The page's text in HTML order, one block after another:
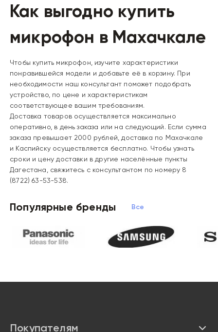
Как выгодно купить
микрофон в Махачкале
Чтобы купить микрофон, изучите характеристики
понравившейся модели и добавьте её в корзину. При
необходимости наш консультант поможет подобрать
устройство, по цене и характеристикам
соответствующее вашим требованиям.
Доставка товаров осуществляется максимально
оперативно, в день заказа или на следующий. Если сумма
заказа превышает 2000 рублей, доставка по Махачкале
и Каспийску осуществляется бесплатно. Чтобы узнать
сроки и цену доставки в другие населённые пункты
Дагестана, свяжитесь с консультантом по номеру 8
(8722) 63-53-538.
Популярные бренды Все бренды
Покупателям